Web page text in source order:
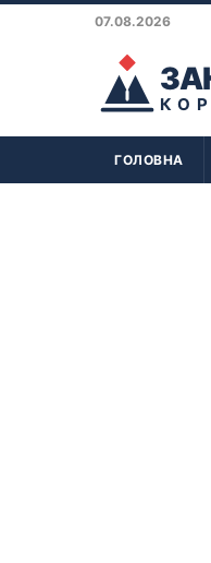
07.08.2026
ГОЛОВНА